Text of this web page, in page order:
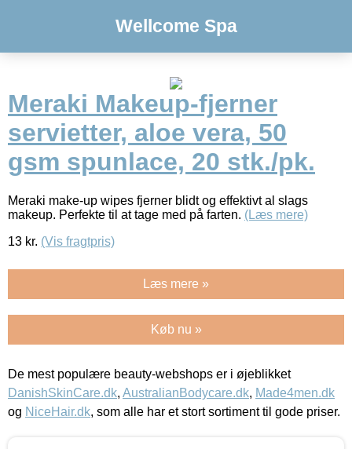
Wellcome Spa
Meraki Makeup-fjerner
servietter, aloe vera, 50
gsm spunlace, 20 stk./pk.
Meraki make-up wipes fjerner blidt og effektivt al slags
makeup. Perfekte til at tage med på farten. (Læs mere)
13 kr. (Vis fragtpris)
Læs mere »
Køb nu »
De mest populære beauty-webshops er i øjeblikket
DanishSkinCare.dk, AustralianBodycare.dk, Made4men.dk
og NiceHair.dk, som alle har et stort sortiment til gode priser.